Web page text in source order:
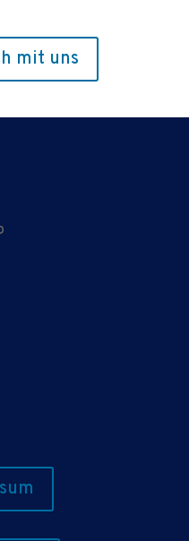
mit uns